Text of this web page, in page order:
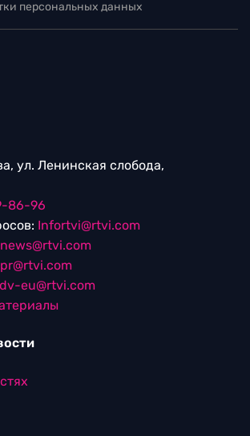
персональных данных
ул. Ленинская слобода,
86-96
Infortvi@rtvi.com
news@rtvi.com
pr@rtvi.com
eu@rtvi.com